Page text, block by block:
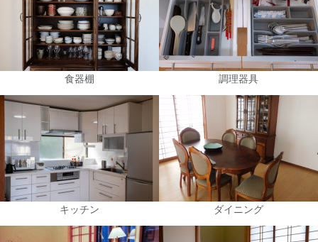
食器棚 調理器具
キッチン ダイニング